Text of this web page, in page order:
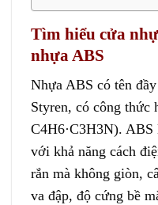
Tìm hiểu cửa
nhựa ABS
Nhựa ABS có tên
Styren, có công thức
C4H6·C3H3N).
với khả năng cách
rắn mà không giòn,
va đập, độ cứng bề